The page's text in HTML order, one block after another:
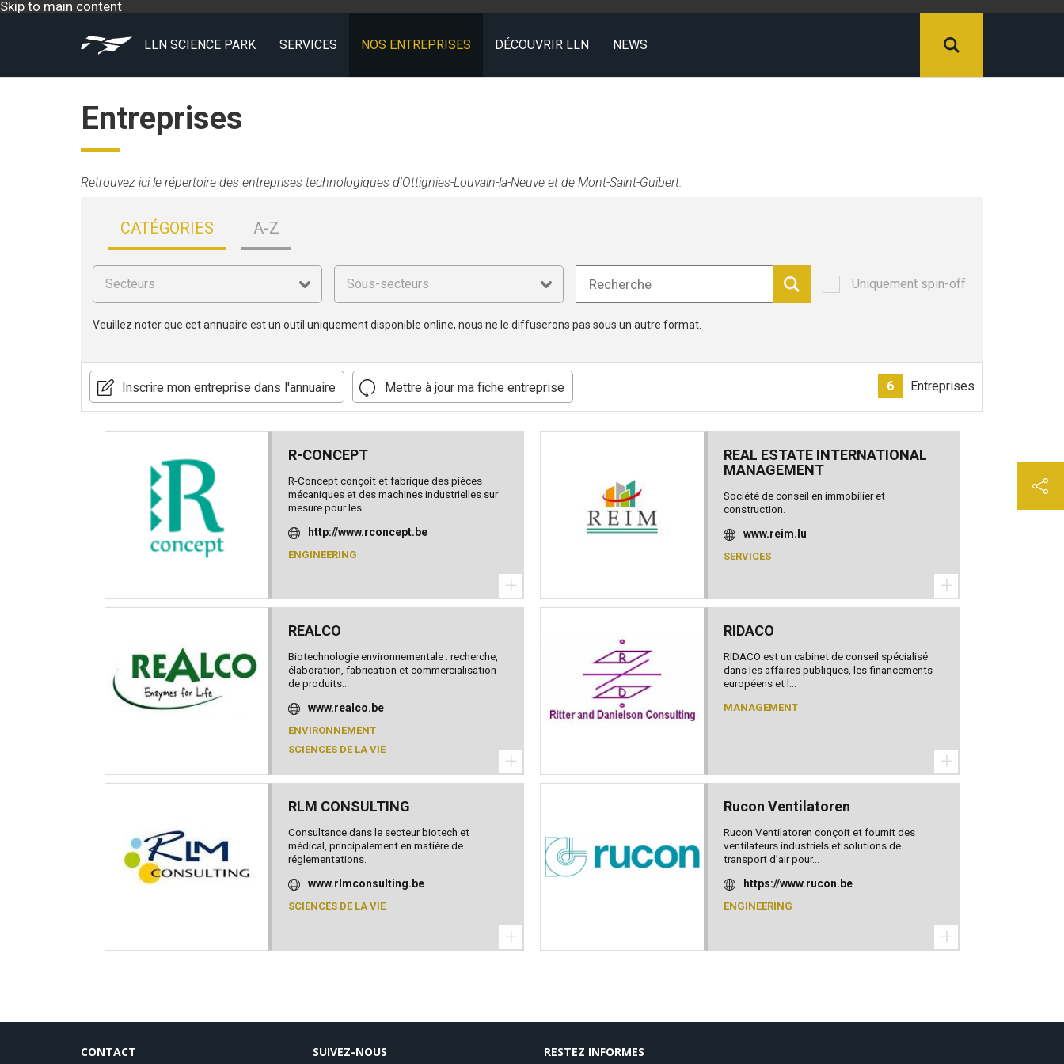
Skip to main content
LLN SCIENCE PARK SERVICES NOS ENTREPRISES DÉCOUVRIR LLN NEWS
Entreprises
Retrouvez ici le répertoire des entreprises technologiques d'Ottignies-Louvain-la-Neuve et de Mont-Saint-Guibert.
CATÉGORIES A-Z
Uniquement spin-off
Veuillez noter que cet annuaire est un outil uniquement disponible online, nous ne le diffuserons pas sous un autre format.
Inscrire mon entreprise dans l'annuaire Mettre à jour ma fiche entreprise 6 Entreprises
R-CONCEPT
R-Concept conçoit et fabrique des pièces
mécaniques et des machines industrielles sur
mesure pour les ...
http://www.rconcept.be
ENGINEERING
+
REAL ESTATE INTERNATIONAL
MANAGEMENT
Société de conseil en immobilier et
construction.
www.reim.lu
SERVICES
+
REALCO
​Biotechnologie environnementale : recherche,
élaboration, fabrication et commercialisation
de produits...
www.realco.be
ENVIRONNEMENT
SCIENCES DE LA VIE
+
RIDACO
RIDACO est un cabinet de conseil spécialisé
dans les affaires publiques, les financements
européens et l...
MANAGEMENT
+
RLM CONSULTING
Consultance dans le secteur biotech et
médical, principalement en matière de
réglementations.
www.rlmconsulting.be
SCIENCES DE LA VIE
+
Rucon Ventilatoren
Rucon Ventilatoren conçoit et fournit des
ventilateurs industriels et solutions de
transport d’air pour...
https://www.rucon.be
ENGINEERING
+
CONTACT SUIVEZ-NOUS RESTEZ INFORMES